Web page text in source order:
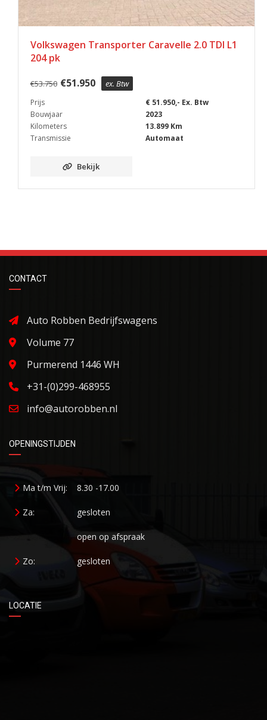
Volkswagen Transporter Caravelle 2.0 TDI L1
204 pk
€53.750 €51.950 ex. Btw
Prijs
€ 51.950,- Ex. Btw
Bouwjaar
2023
Kilometers
13.899 Km
Transmissie
Automaat
Bekijk
CONTACT
Auto Robben Bedrijfswagens
Volume 77
Purmerend 1446 WH
+31-(0)299-468955
info@autorobben.nl
OPENINGSTIJDEN
Ma t/m Vrij: 8.30 -17.00
Za: gesloten
open op afspraak
Zo: gesloten
LOCATIE